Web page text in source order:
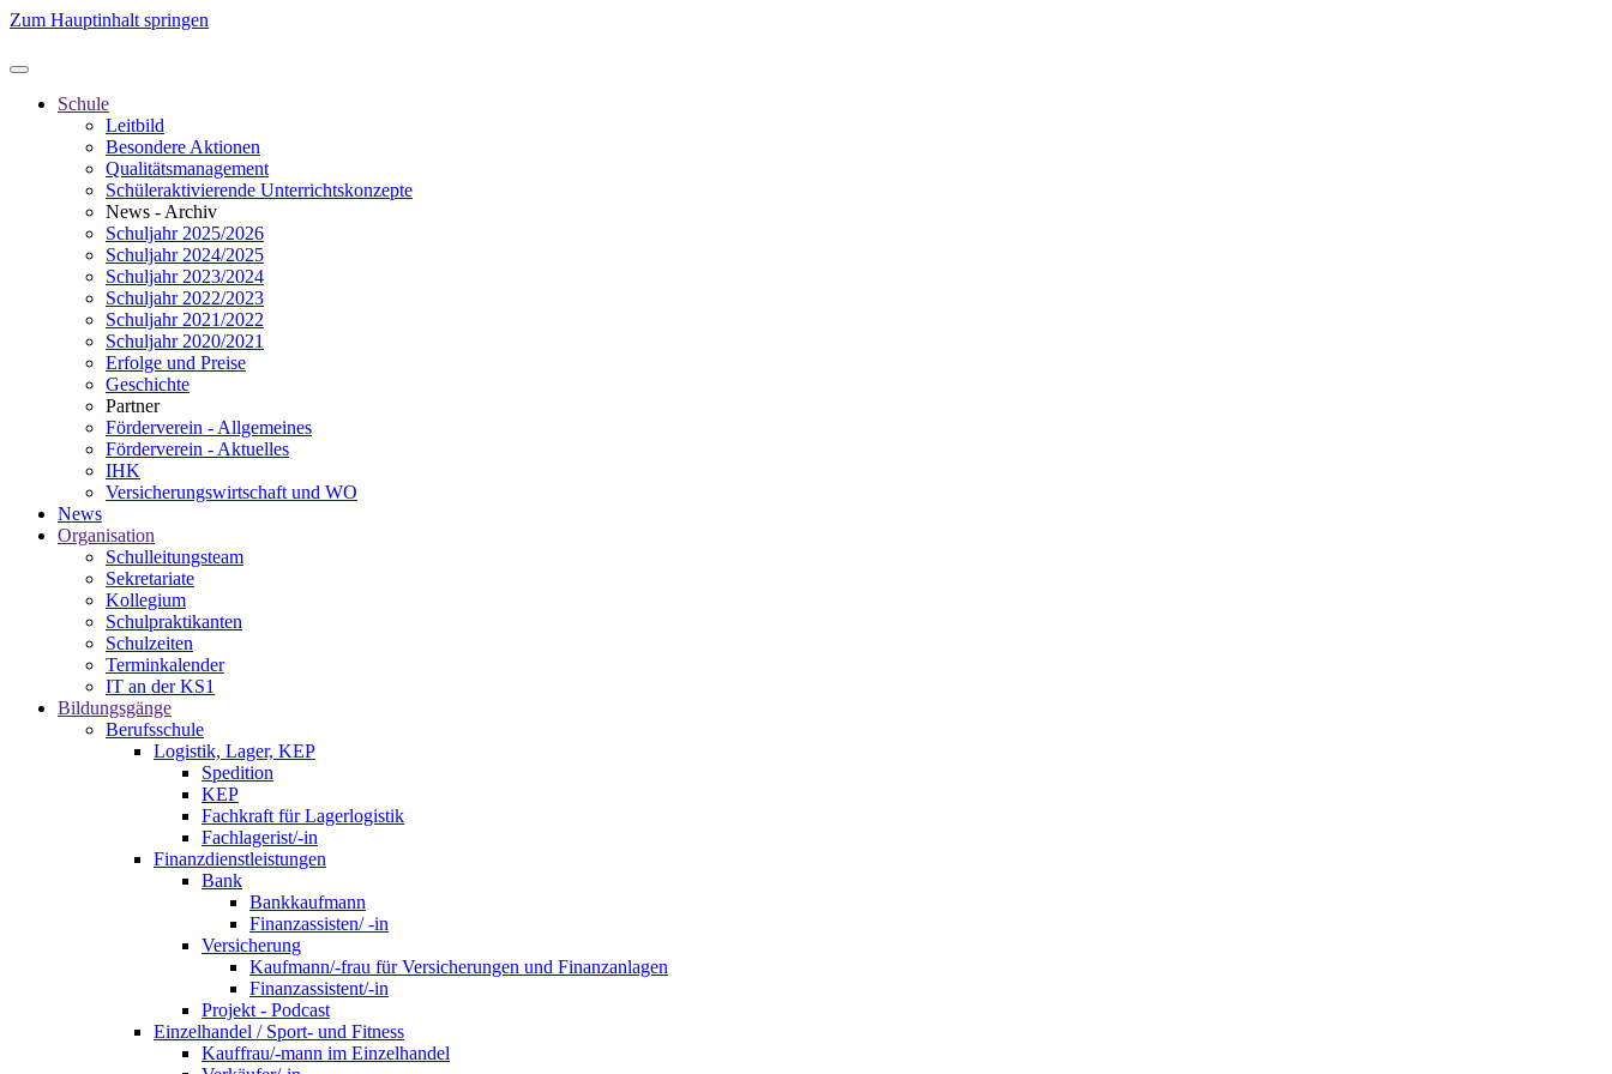
Zum Hauptinhalt springen
Schule
Leitbild
Besondere Aktionen
Qualitätsmanagement
Schüleraktivierende Unterrichtskonzepte
News - Archiv
Schuljahr 2025/2026
Schuljahr 2024/2025
Schuljahr 2023/2024
Schuljahr 2022/2023
Schuljahr 2021/2022
Schuljahr 2020/2021
Erfolge und Preise
Geschichte
Partner
Förderverein - Allgemeines
Förderverein - Aktuelles
IHK
Versicherungswirtschaft und WO
News
Organisation
Schulleitungsteam
Sekretariate
Kollegium
Schulpraktikanten
Schulzeiten
Terminkalender
IT an der KS1
Bildungsgänge
Berufsschule
Logistik, Lager, KEP
Spedition
KEP
Fachkraft für Lagerlogistik
Fachlagerist/-in
Finanzdienstleistungen
Bank
Bankkaufmann
Finanzassisten/ -in
Versicherung
Kaufmann/-frau für Versicherungen und Finanzanlagen
Finanzassistent/-in
Projekt - Podcast
Einzelhandel / Sport- und Fitness
Kauffrau/-mann im Einzelhandel